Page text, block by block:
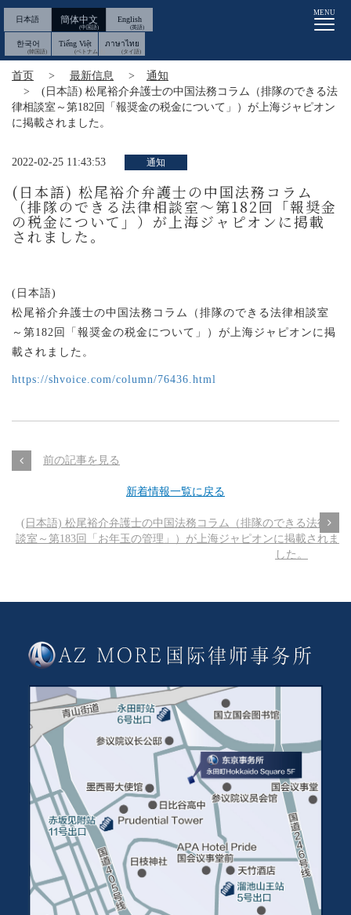
日本語 簡体中文 English
한국어 Tiếng Việt ภาษาไทย
MENU
首页 最新信息
通知
(日本語) 松尾裕介弁護士の中国法務コラム（排隊のできる法
律相談室～第182回「報奨金の税金について」）が上海ジャピオン
に掲載されました。
2022-02-25 11:43:53 通知
(日本語) 松尾裕介弁護士の中国法務コラム
（排隊のできる法律相談室～第182回「報奨金
の税金について」）が上海ジャピオンに掲載
されました。
(日本語)
松尾裕介弁護士の中国法務コラム（排隊のできる法律相談室
～第182回「報奨金の税金について」）が上海ジャピオンに掲
載されました。
https://shvoice.com/column/76436.html
前の記事を見る
新着情報一覧に戻る
(日本語) 松尾裕介弁護士の中国法務コラム（排隊のできる法律相
談室～第183回「お年玉の管理」）が上海ジャピオンに掲載されま
した。